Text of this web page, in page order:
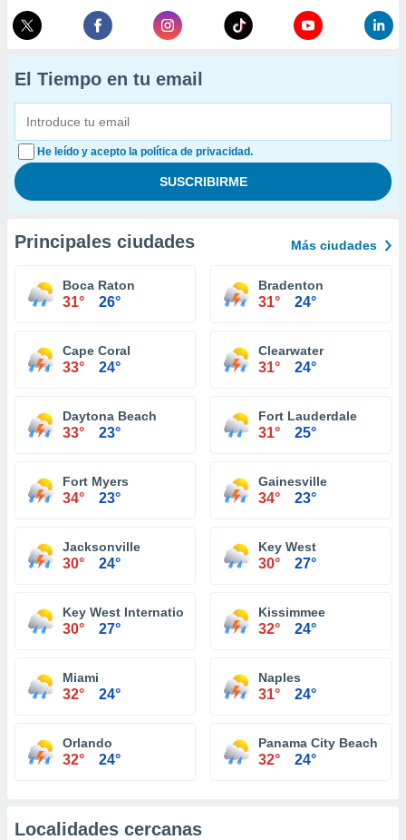
El Tiempo en tu email
He leído y acepto la política de privacidad.
Principales ciudades Más ciudades
Boca Raton
31° 26°
Bradenton
31° 24°
Cape Coral
33° 24°
Clearwater
31° 24°
Daytona Beach
33° 23°
Fort Lauderdale
31° 25°
Fort Myers
34° 23°
Gainesville
34° 23°
Jacksonville
30° 24°
Key West
30° 27°
Key West International Airport
30° 27°
Kissimmee
32° 24°
Miami
32° 24°
Naples
31° 24°
Orlando
32° 24°
Panama City Beach
32° 24°
Localidades cercanas